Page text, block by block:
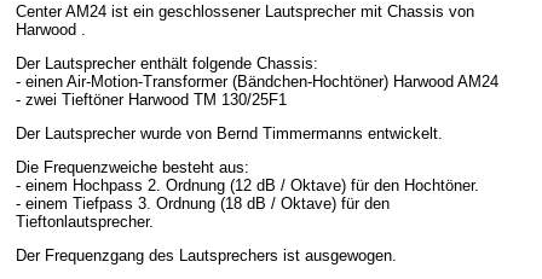
Center AM24 ist ein geschlossener Lautsprecher mit Chassis von
Harwood .
Der Lautsprecher enthält folgende Chassis:
- einen Air-Motion-Transformer (Bändchen-Hochtöner) Harwood AM24
- zwei Tieftöner Harwood TM 130/25F1
Der Lautsprecher wurde von Bernd Timmermanns entwickelt.
Die Frequenzweiche besteht aus:
- einem Hochpass 2. Ordnung (12 dB / Oktave) für den Hochtöner.
- einem Tiefpass 3. Ordnung (18 dB / Oktave) für den
Tieftonlautsprecher.
Der Frequenzgang des Lautsprechers ist ausgewogen.